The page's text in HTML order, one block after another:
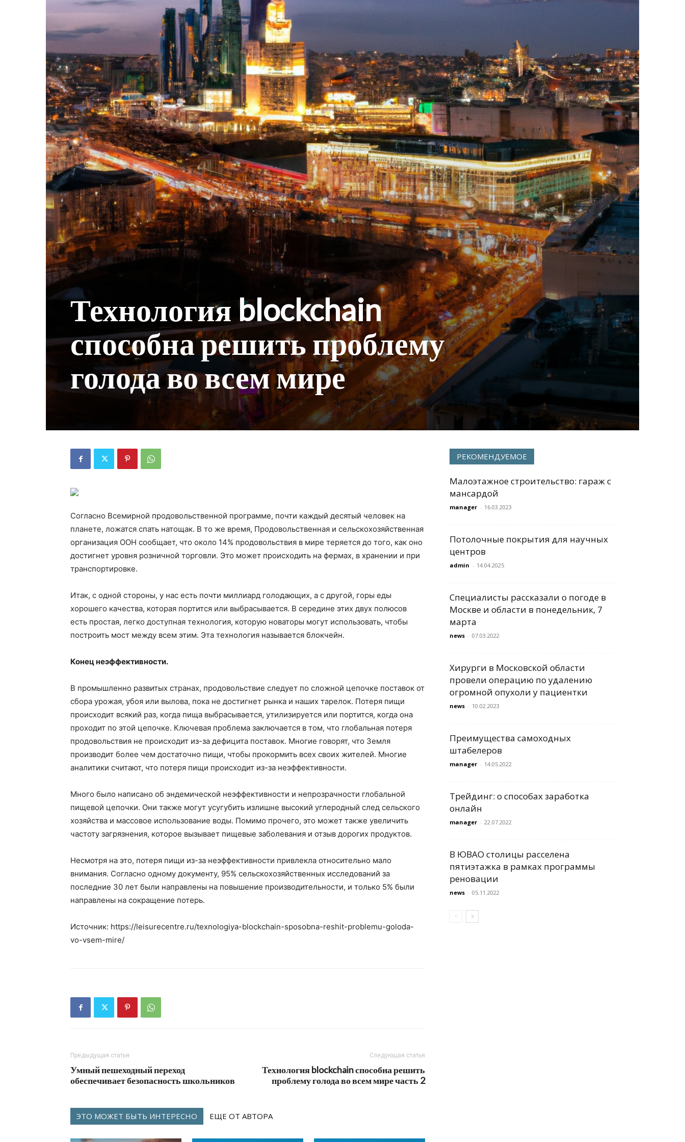
Технология blockchain
способна решить проблему
голода во всем мире
Согласно Всемирной продовольственной программе, почти каждый десятый человек на
планете, ложатся спать натощак. В то же время, Продовольственная и сельскохозяйственная
организация ООН сообщает, что около 14% продовольствия в мире теряется до того, как оно
достигнет уровня розничной торговли. Это может происходить на фермах, в хранении и при
транспортировке.
Итак, с одной стороны, у нас есть почти миллиард голодающих, а с другой, горы еды
хорошего качества, которая портится или выбрасывается. В середине этих двух полюсов
есть простая, легко доступная технология, которую новаторы могут использовать, чтобы
построить мост между всем этим. Эта технология называется блокчейн.
Конец неэффективности.
В промышленно развитых странах, продовольствие следует по сложной цепочке поставок от
сбора урожая, убоя или вылова, пока не достигнет рынка и наших тарелок. Потеря пищи
происходит всякий раз, когда пища выбрасывается, утилизируется или портится, когда она
проходит по этой цепочке. Ключевая проблема заключается в том, что глобальная потеря
продовольствия не происходит из-за дефицита поставок. Многие говорят, что Земля
производит более чем достаточно пищи, чтобы прокормить всех своих жителей. Многие
аналитики считают, что потеря пищи происходит из-за неэффективности.
Много было написано об эндемической неэффективности и непрозрачности глобальной
пищевой цепочки. Они также могут усугубить излишне высокий углеродный след сельского
хозяйства и массовое использование воды. Помимо прочего, это может также увеличить
частоту загрязнения, которое вызывает пищевые заболевания и отзыв дорогих продуктов.
Несмотря на это, потеря пищи из-за неэффективности привлекла относительно мало
внимания. Согласно одному документу, 95% сельскохозяйственных исследований за
последние 30 лет были направлены на повышение производительности, и только 5% были
направлены на сокращение потерь.
Источник: https://leisurecentre.ru/texnologiya-blockchain-sposobna-reshit-problemu-goloda-
vo-vsem-mire/
Предыдущая статья
Умный пешеходный переход
обеспечивает безопасность школьников
Следующая статья
Технология blockchain способна решить
проблему голода во всем мире часть 2
ЭТО МОЖЕТ БЫТЬ ИНТЕРЕСНО ЕЩЕ ОТ АВТОРА
РЕКОМЕНДУЕМОЕ
Малоэтажное строительство: гараж с
мансардой
manager - 16.03.2023
Потолочные покрытия для научных
центров
admin - 14.04.2025
Специалисты рассказали о погоде в
Москве и области в понедельник, 7
марта
news - 07.03.2022
Хирурги в Московской области
провели операцию по удалению
огромной опухоли у пациентки
news - 10.02.2023
Преимущества самоходных
штабелеров
manager - 14.05.2022
Трейдинг: о способах заработка
онлайн
manager - 22.07.2022
В ЮВАО столицы расселена
пятиэтажка в рамках программы
реновации
news - 05.11.2022